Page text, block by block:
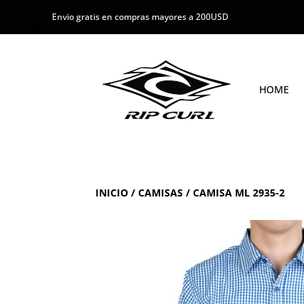
Envio gratis en compras mayores a 200USD
HOME
INICIO /CAMISAS / CAMISA ML 2935-2